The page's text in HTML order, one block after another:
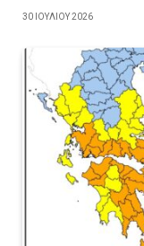
30 ΙΟΥΛΊΟΥ 2026